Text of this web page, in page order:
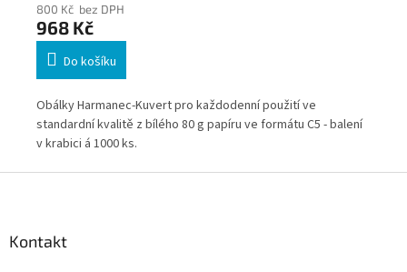
800 Kč bez DPH
968 Kč
Do košíku
Obálky Harmanec-Kuvert pro každodenní použití ve
standardní kvalitě z bílého 80 g papíru ve formátu C5 - balení
v krabici á 1000 ks.
Kontakt